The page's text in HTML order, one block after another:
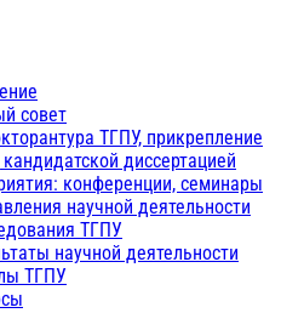
совет
ТГПУ, прикрепление
диссертацией
конференции, семинары
научной деятельности
ТГПУ
научной деятельности
ТГПУ